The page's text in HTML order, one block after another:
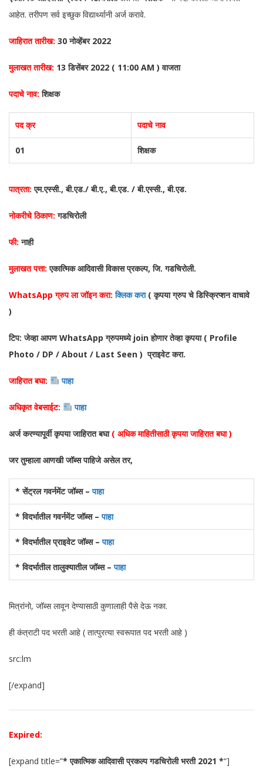
आहेत. तरीपण सर्व इच्छुक विद्यार्थ्यानी अर्ज करावे.
जाहिरात तारीख: 30 नोव्हेंबर 2022
मुलाखत तारीख: 13 डिसेंबर 2022 ( 11:00 AM ) वाजता
पदाचे नाव: शिक्षक
पद क्र पदाचे नाव
01 शिक्षक
पात्रता: एम.एस्सी., बी.एड./ बी.ए., बी.एड. / बी.एस्सी., बी.एड.
नोकरीचे ठिकाण: गडचिरोली
फी: नाही
मुलाखत पत्ता:एकात्मिक आदिवासी विकास प्रकल्प, जि. गडचिरोली.
WhatsApp ग्रुप ला जॉइन करा: क्लिक करा ( कृपया ग्रुप चे डिस्क्रिप्शन वाचावे
)
टिप: जेव्हा आपण WhatsApp ग्रुपमध्ये join होणार तेव्हा कृपया ( Profile
Photo / DP / About / Last Seen ) प्राइवेट करा.
जाहिरात बघा: पाहा
अधिकृत वेबसाईट: पाहा
अर्ज करण्यापूर्वी कृपया जाहिरात बघा ( अधिक माहितीसाठी कृपया जाहिरात बघा )
जर तुम्हाला आणखी जॉब्स पाहिजे असेल तर,
* सेंट्रल गवर्नमेंट जॉब्स –पाहा
* विदर्भातील गवर्नमेंट जॉब्स –पाहा
* विदर्भातील प्राइवेट जॉब्स –पाहा
* विदर्भातील तालुक्यातील जॉब्स –पाहा
मित्रांनो, जॉब्स लावून देण्यासाठी कुणालाही पैसे देऊ नका.
ही कंत्राटी पद भरती आहे ( तात्पुरत्या स्वरूपात पद भरती आहे )
src:lm
[/expand]
Expired:
[expand title=”* एकात्मिक आदिवासी प्रकल्प गडचिरोली भरती 2021 *“]